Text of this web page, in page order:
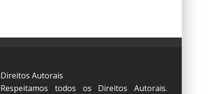
Direitos Autorais
Respeitamos todos os Direitos Autorais.